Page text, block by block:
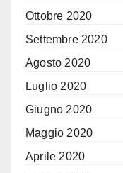
Ottobre 2020
Settembre 2020
Agosto 2020
Luglio 2020
Giugno 2020
Maggio 2020
Aprile 2020